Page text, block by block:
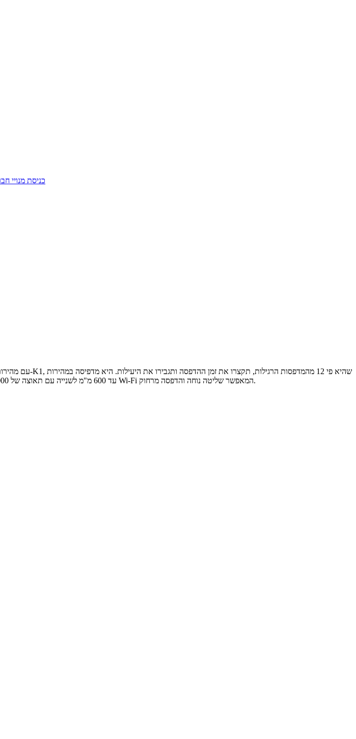
כניסת מנויי
עד 600 מ"מ לשנייה עם תאוצה של 20,000 מ"מ לשנייה וזרימת חום מרבית של 32 מ"מ לשנייה. קומפקטית ואלגנטית, מדויקת במיוחד וכוללת חיבור Wi-Fi המאפשר שליטה נוחה והדפסה מרחוק.